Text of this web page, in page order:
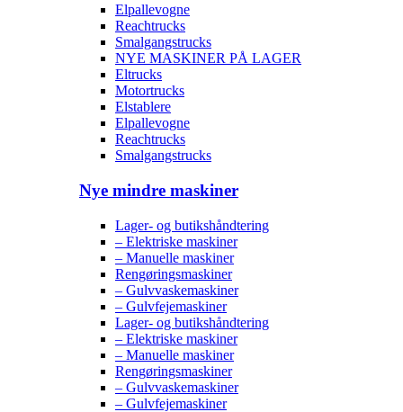
Elpallevogne
Reachtrucks
Smalgangstrucks
NYE MASKINER PÅ LAGER
Eltrucks
Motortrucks
Elstablere
Elpallevogne
Reachtrucks
Smalgangstrucks
Nye mindre maskiner
Lager- og butikshåndtering
– Elektriske maskiner
– Manuelle maskiner
Rengøringsmaskiner
– Gulvvaskemaskiner
– Gulvfejemaskiner
Lager- og butikshåndtering
– Elektriske maskiner
– Manuelle maskiner
Rengøringsmaskiner
– Gulvvaskemaskiner
– Gulvfejemaskiner